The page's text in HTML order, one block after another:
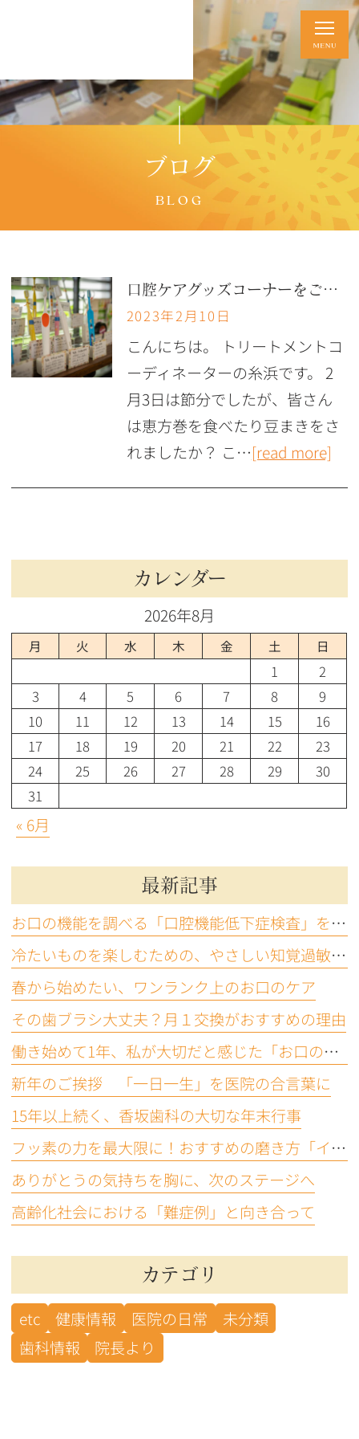
ブログ
BLOG
口腔ケアグッズコーナーをご覧ください
2023年2月10日
こんにちは。 トリートメントコ
ーディネーターの糸浜です。 2
月3日は節分でしたが、皆さん
は恵方巻を食べたり豆まきをさ
れましたか？ こ…[read more]
カレンダー
2026年8月
月 火 水 木 金 土 日
1
2
3
4 5 6 7 8
9
10
11 12 13 14 15
16
17
18 19 20 21 22
23
24
25 26 27 28 29
30
31
« 6月
最新記事
お口の機能を調べる「口腔機能低下症検査」をご存じですか？
冷たいものを楽しむための、やさしい知覚過敏ケア
春から始めたい、ワンランク上のお口のケア
その歯ブラシ大丈夫？月１交換がおすすめの理由
働き始めて1年、私が大切だと感じた「お口の機能」
新年のご挨拶 「一日一生」を医院の合言葉に
15年以上続く、香坂歯科の大切な年末行事
フッ素の力を最大限に！おすすめの磨き方「イエテボリ法」
ありがとうの気持ちを胸に、次のステージへ
高齢化社会における「難症例」と向き合って
カテゴリ
etc 健康情報 医院の日常
未分類
歯科情報
院長より